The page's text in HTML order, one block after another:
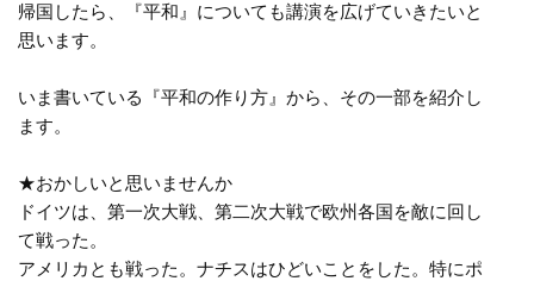
帰国したら、『平和』についても講演を広げていきたいと
思います。
いま書いている『平和の作り方』から、その一部を紹介し
ます。
★おかしいと思いませんか
ドイツは、第一次大戦、第二次大戦で欧州各国を敵に回し
て戦った。
アメリカとも戦った。ナチスはひどいことをした。特にポ